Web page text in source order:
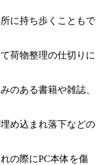
に持ち歩くこともで
荷物整理の仕切りに
のある書籍や雑誌、
め込まれ落下などの
の際にPC本体を傷